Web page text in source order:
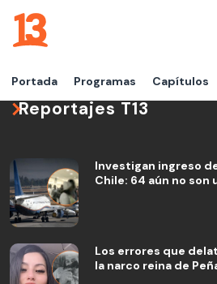
Portada Programas Capítulos
Reportajes T13
Investigan ingreso
Chile: 64 aún no son
Los errores que
la narco reina de